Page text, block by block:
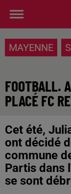
MAYENNE
FOOTBALL.
PLACÉ FC
Cet été,
ont décidé
commune
Partis dans
se sont